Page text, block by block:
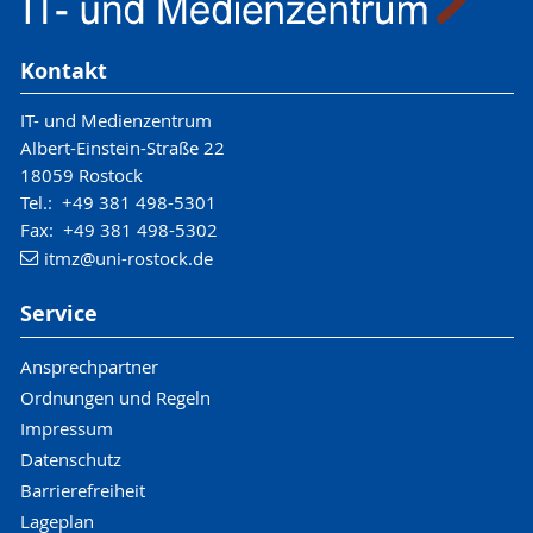
Kontakt
IT- und Medienzentrum
Albert-Einstein-Straße 22
18059 Rostock
Tel.: +49 381 498-5301
Fax: +49 381 498-5302
itmz@uni-rostock.de
Service
Ansprechpartner
Ordnungen und Regeln
Impressum
Datenschutz
Barrierefreiheit
Lageplan